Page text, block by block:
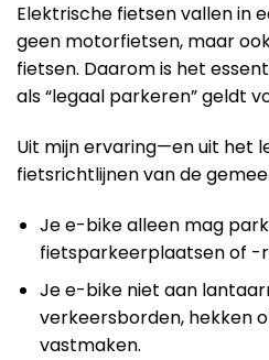
Elektrische fietsen vallen in
geen motorfietsen, maar
fietsen. Daarom is het
als “legaal parkeren” geldt
Uit mijn ervaring—en uit het
fietsrichtlijnen van de
Je e-bike alleen mag
fietsparkeerplaatsen of -
Je e-bike niet aan
verkeersborden, hekken
vastmaken.